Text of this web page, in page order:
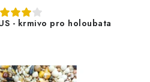
- krmivo pro holoubata